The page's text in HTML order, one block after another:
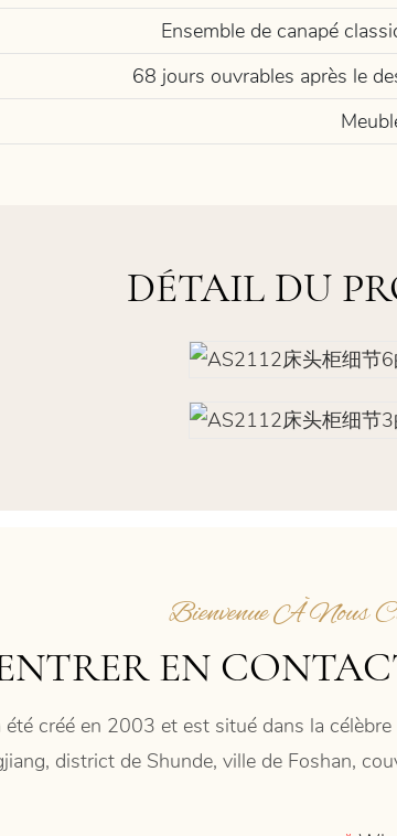
Ensemble de canapé
68 jours ouvrables après le
DÉTAIL DU
Bienvenue À Nous
EN
créé en 2003 et est situé dans la
district de Shunde, ville de Foshan,